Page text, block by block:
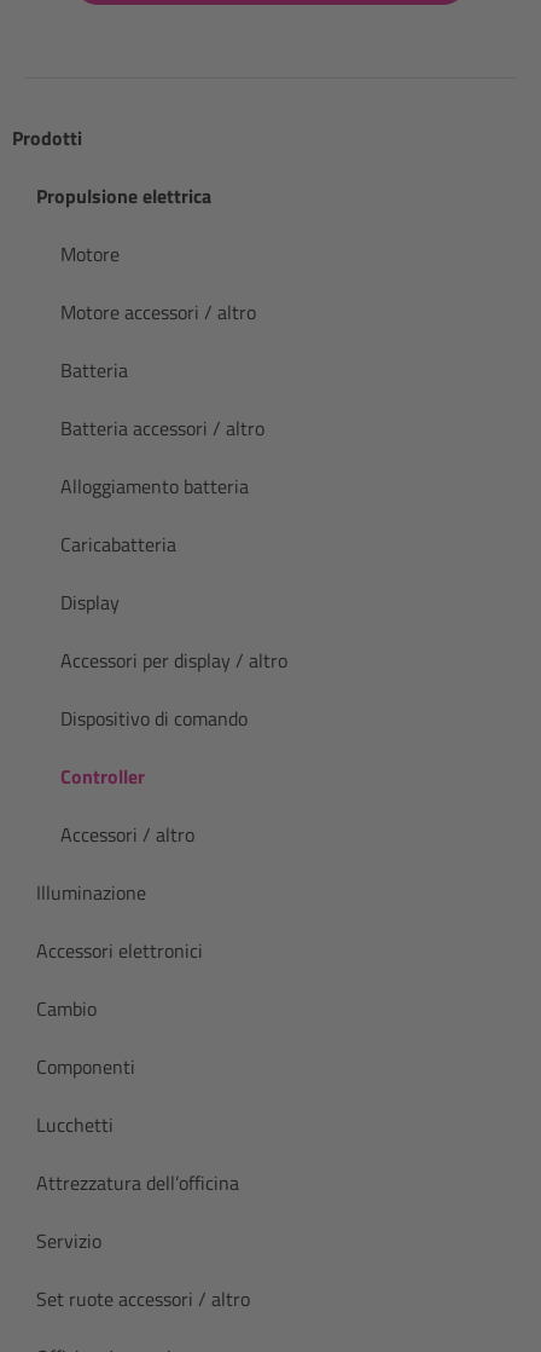
Prodotti
Propulsione elettrica
Motore
Motore accessori / altro
Batteria
Batteria accessori / altro
Alloggiamento batteria
Caricabatteria
Display
Accessori per display / altro
Dispositivo di comando
Controller
Accessori / altro
Illuminazione
Accessori elettronici
Cambio
Componenti
Lucchetti
Attrezzatura dell’officina
Servizio
Set ruote accessori / altro